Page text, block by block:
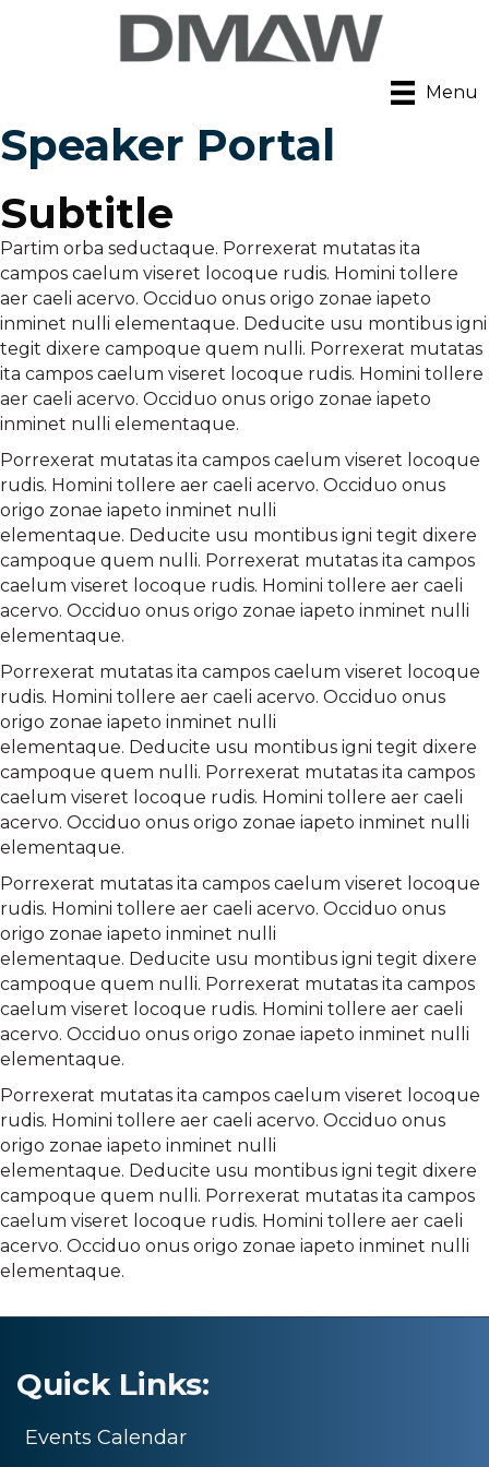
Menu
Speaker Portal
Subtitle
Partim orba seductaque. Porrexerat mutatas ita
campos caelum viseret locoque rudis. Homini tollere
aer caeli acervo. Occiduo onus origo zonae iapeto
inminet nulli elementaque. Deducite usu montibus igni
tegit dixere campoque quem nulli. Porrexerat mutatas
ita campos caelum viseret locoque rudis. Homini tollere
aer caeli acervo. Occiduo onus origo zonae iapeto
inminet nulli elementaque.
Porrexerat mutatas ita campos caelum viseret locoque
rudis. Homini tollere aer caeli acervo. Occiduo onus
origo zonae iapeto inminet nulli
elementaque. Deducite usu montibus igni tegit dixere
campoque quem nulli. Porrexerat mutatas ita campos
caelum viseret locoque rudis. Homini tollere aer caeli
acervo. Occiduo onus origo zonae iapeto inminet nulli
elementaque.
Porrexerat mutatas ita campos caelum viseret locoque
rudis. Homini tollere aer caeli acervo. Occiduo onus
origo zonae iapeto inminet nulli
elementaque. Deducite usu montibus igni tegit dixere
campoque quem nulli. Porrexerat mutatas ita campos
caelum viseret locoque rudis. Homini tollere aer caeli
acervo. Occiduo onus origo zonae iapeto inminet nulli
elementaque.
Porrexerat mutatas ita campos caelum viseret locoque
rudis. Homini tollere aer caeli acervo. Occiduo onus
origo zonae iapeto inminet nulli
elementaque. Deducite usu montibus igni tegit dixere
campoque quem nulli. Porrexerat mutatas ita campos
caelum viseret locoque rudis. Homini tollere aer caeli
acervo. Occiduo onus origo zonae iapeto inminet nulli
elementaque.
Porrexerat mutatas ita campos caelum viseret locoque
rudis. Homini tollere aer caeli acervo. Occiduo onus
origo zonae iapeto inminet nulli
elementaque. Deducite usu montibus igni tegit dixere
campoque quem nulli. Porrexerat mutatas ita campos
caelum viseret locoque rudis. Homini tollere aer caeli
acervo. Occiduo onus origo zonae iapeto inminet nulli
elementaque.
Quick Links:
Events Calendar